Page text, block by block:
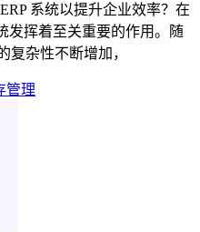
系统以提升企业效率？在
发挥着至关重要的作用。随
复杂性不断增加，
管理